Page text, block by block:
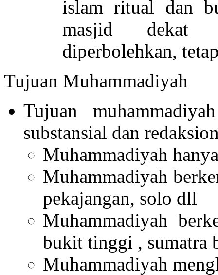
islam ritual dan
masjid dekat
diperbolehkan,
Tujuan Muhammadiyah
Tujuan
substansial dan
Muhammadiyah
Muhammadiyah
pekajangan, solo dll
Muhammadiyah
bukit tinggi , sumatra
Muhammadiyah